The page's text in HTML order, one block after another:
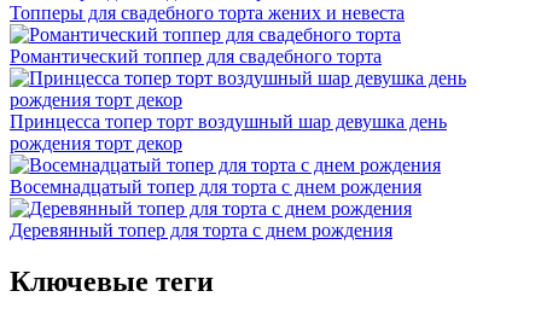
Топперы для свадебного торта жених и невеста
Романтический топпер для свадебного торта
Принцесса топер торт воздушный шар девушка день
рождения торт декор
Восемнадцатый топер для торта с днем рождения
Деревянный топер для торта с днем рождения
Ключевые теги